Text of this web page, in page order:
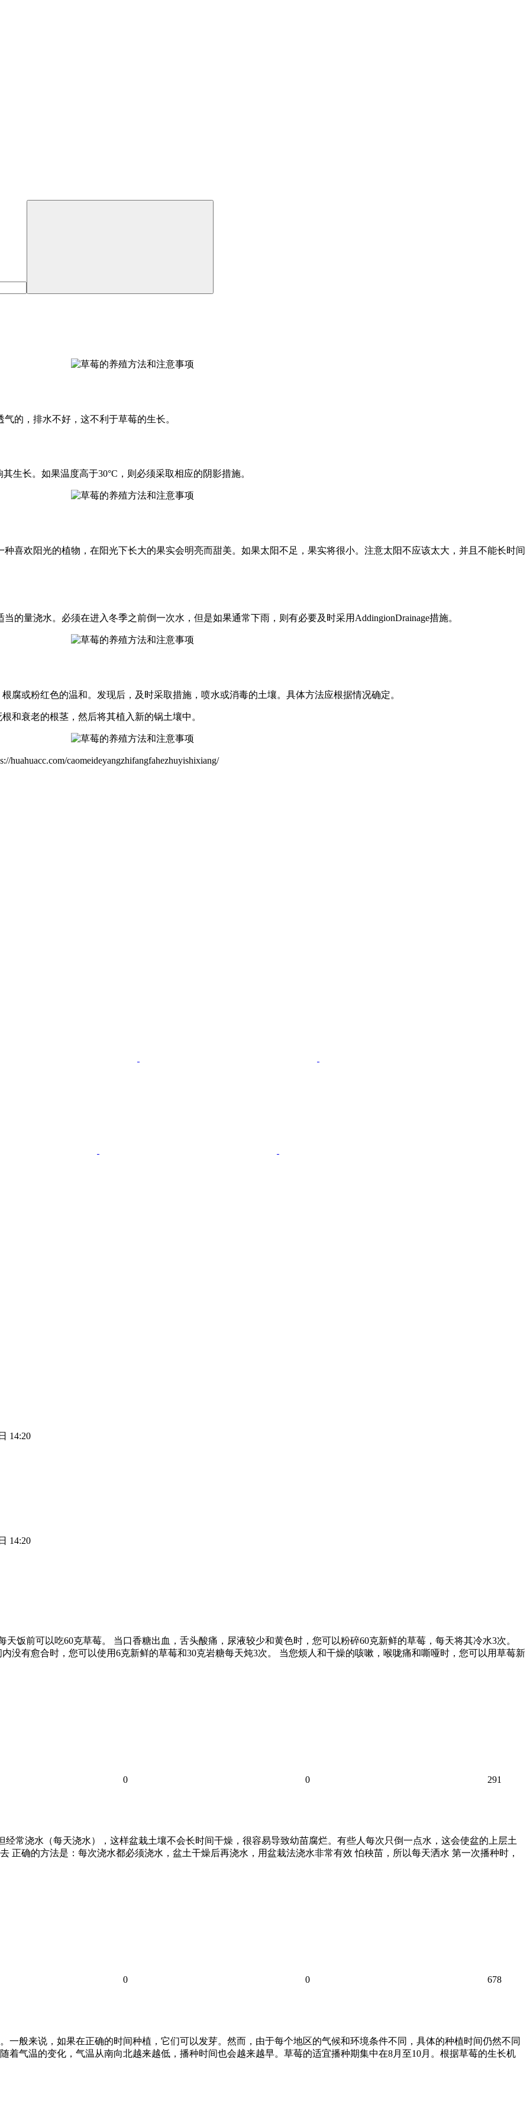
的，排水不好，这不利于草莓的生长。
生长。如果温度高于30°C，则必须采取相应的阴影措施。
喜欢阳光的植物，在阳光下长大的果实会明亮而甜美。如果太阳不足，果实将很小。注意太阳不应该太大，并且不能长时间
的量浇水。必须在进入冬季之前倒一次水，但是如果通常下雨，则有必要及时采用AddingionDrainage措施。
腐或粉红色的温和。发现后，及时采取措施，喷水或消毒的土壤。具体方法应根据情况确定。
和衰老的根茎，然后将其植入新的锅土壤中。
caomeideyangzhifangfahezhuyishixiang/
14:20
14:20
饭前可以吃60克草莓。 当口香糖出血，舌头酸痛，尿液较少和黄色时，您可以粉碎60克新鲜的草莓，每天将其冷水3次。
没有愈合时，您可以使用6克新鲜的草莓和30克岩糖每天炖3次。 当您烦人和干燥的咳嗽，喉咙痛和嘶哑时，您可以用草莓新
0 0
291
常浇水（每天浇水），这样盆栽土壤不会长时间干燥，很容易导致幼苗腐烂。有些人每次只倒一点水，这会使盆的上层土
正确的方法是：每次浇水都必须浇水，盆土干燥后再浇水，用盆栽法浇水非常有效 怕秧苗，所以每天洒水 第一次播种时，
0 0
678
一般来说，如果在正确的时间种植，它们可以发芽。然而，由于每个地区的气候和环境条件不同，具体的种植时间仍然不同
着气温的变化，气温从南向北越来越低，播种时间也会越来越早。草莓的适宜播种期集中在8月至10月。根据草莓的生长机